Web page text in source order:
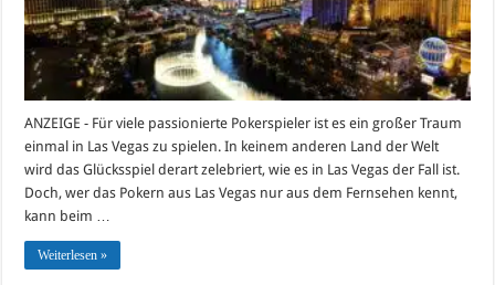
ANZEIGE - Für viele passionierte Pokerspieler ist es ein großer Traum
einmal in Las Vegas zu spielen. In keinem anderen Land der Welt
wird das Glücksspiel derart zelebriert, wie es in Las Vegas der Fall ist.
Doch, wer das Pokern aus Las Vegas nur aus dem Fernsehen kennt,
kann beim …
Weiterlesen »